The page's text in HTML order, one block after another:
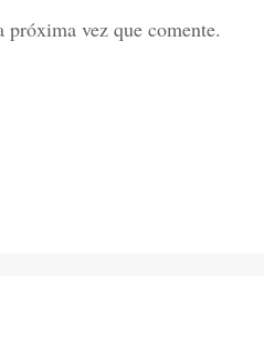
vez que comente.